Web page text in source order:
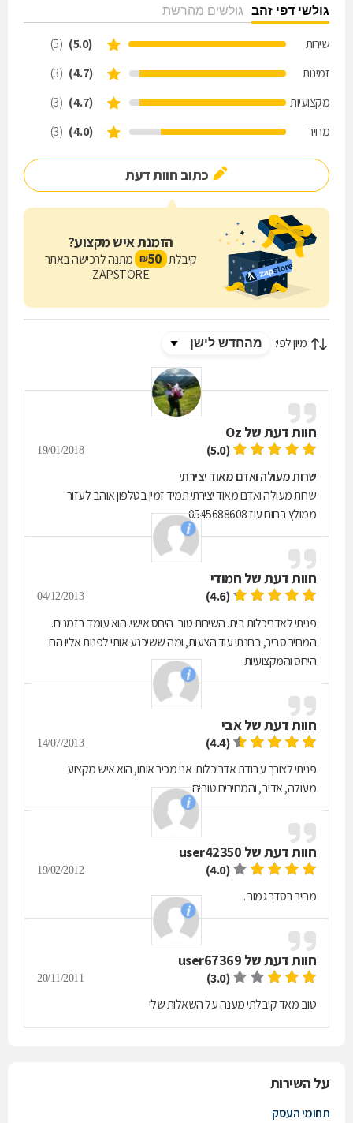
גולשי דפי זהב גולשים מהרשת
שירות (5.0)
(5)
זמינות
(4.7)
(3)
מקצועיות
(4.7)
(3)
מחיר
(4.0)
(3)
כתוב חוות דעת
הזמנת איש מקצוע?
קיבלת 50
₪ מתנה לרכישה באתר
ZAPSTORE
מיון לפי:
חוות דעת של Oz
(5.0)
19/01/2018
שרות מעולה ואדם מאוד יצירתי
שרות מעולה ואדם מאוד יצירתי תמיד זמין בטלפון אוהב לעזור
ממולץ בחום עוז 0545688608
חוות דעת של חמודי
(4.6)
04/12/2013
פניתי לאדריכלות בית. השירות טוב. היחס אישי. הוא עומד בזמנים.
המחיר סביר, בחנתי עוד הצעות, ומה ששיכנע אותי לפנות אליו הם
היחס והמקצועיות.
חוות דעת שלאבי
(4.4)
14/07/2013
פניתי לצורך עבודת אדריכלות. אני מכיר אותו, הוא איש מקצוע
מעולה, אדיב, והמחירים טובים.
חוות דעת של user42350
(4.0)
19/02/2012
מחיר בסדר גמור .
חוות דעת של user67369
(3.0)
20/11/2011
טוב מאד קיבלתי מענה על השאלות שלי
על השירות
תחומי העסק